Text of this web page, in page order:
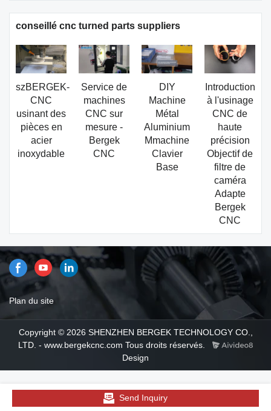
conseillé cnc turned parts suppliers
szBERGEK-
CNC
usinant des
pièces en
acier
inoxydable
Service de
machines
CNC sur
mesure -
Bergek
CNC
DIY
Machine
Métal
Aluminium
Mmachine
Clavier
Base
Introduction
à l'usinage
CNC de
haute
précision
Objectif de
filtre de
caméra
Adapte
Bergek
CNC
Plan du site
Copyright © 2026 SHENZHEN BERGEK TECHNOLOGY CO.,
LTD. - www.bergekcnc.com Tous droits réservés.
Design
Send Inquiry